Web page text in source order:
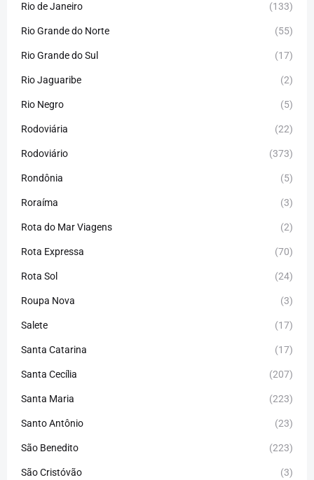
Rio de Janeiro (133)
Rio Grande do Norte (55)
Rio Grande do Sul (17)
Rio Jaguaribe (2)
Rio Negro (5)
Rodoviária (22)
Rodoviário (373)
Rondônia (5)
Roraíma (3)
Rota do Mar Viagens (2)
Rota Expressa (70)
Rota Sol (24)
Roupa Nova (3)
Salete (17)
Santa Catarina (17)
Santa Cecília (207)
Santa Maria (223)
Santo Antônio (23)
São Benedito (223)
São Cristóvão (3)